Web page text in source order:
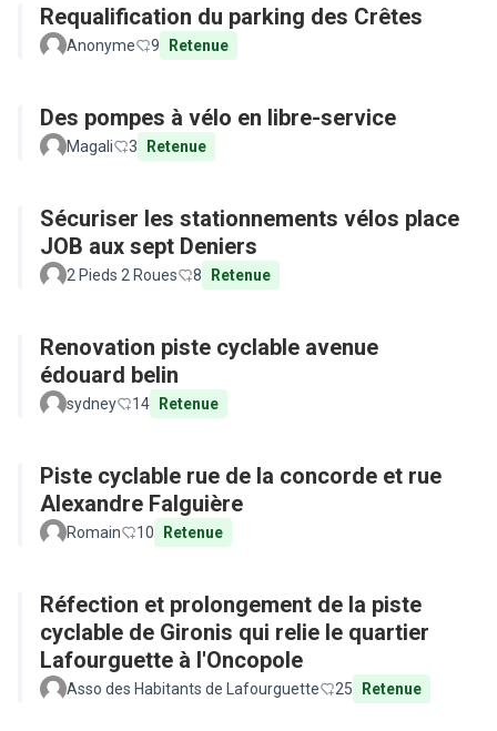
Requalification du parking des Crêtes
Anonyme 9 Retenue
Des pompes à vélo en libre-service
Magali 3 Retenue
Sécuriser les stationnements vélos place
JOB aux sept Deniers
2 Pieds 2 Roues 8 Retenue
Renovation piste cyclable avenue
édouard belin
sydney 14 Retenue
Piste cyclable rue de la concorde et rue
Alexandre Falguière
Romain 10 Retenue
Réfection et prolongement de la piste
cyclable de Gironis qui relie le quartier
Lafourguette à l'Oncopole
Asso des Habitants de Lafourguette 25 Retenue